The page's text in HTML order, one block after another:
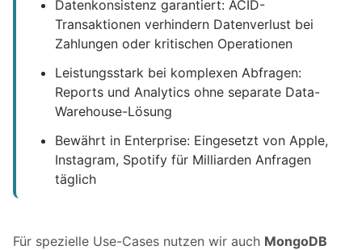
Datenkonsistenz garantiert: ACID-
Transaktionen verhindern Datenverlust bei
Zahlungen oder kritischen Operationen
Leistungsstark bei komplexen Abfragen:
Reports und Analytics ohne separate Data-
Warehouse-Lösung
Bewährt in Enterprise: Eingesetzt von Apple,
Instagram, Spotify für Milliarden Anfragen
täglich
Für spezielle Use-Cases nutzen wir auch MongoDB